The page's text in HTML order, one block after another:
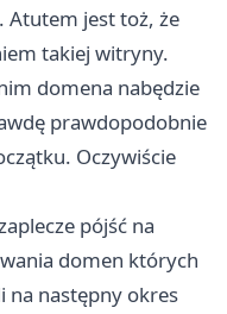
Atutem jest toż, że
takiej witryny.
domena nabędzie
prawdopodobnie
Oczywiście
pójść na
domen których
na następny okres